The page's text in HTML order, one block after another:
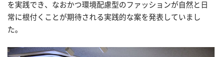
を実践でき、なおかつ環境配慮型のファッションが自然と日
常に根付くことが期待される実践的な案を発表していまし
た。